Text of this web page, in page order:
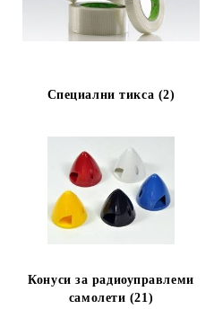
Специални тикса (2)
Конуси за радиоуправлеми
самолети (21)